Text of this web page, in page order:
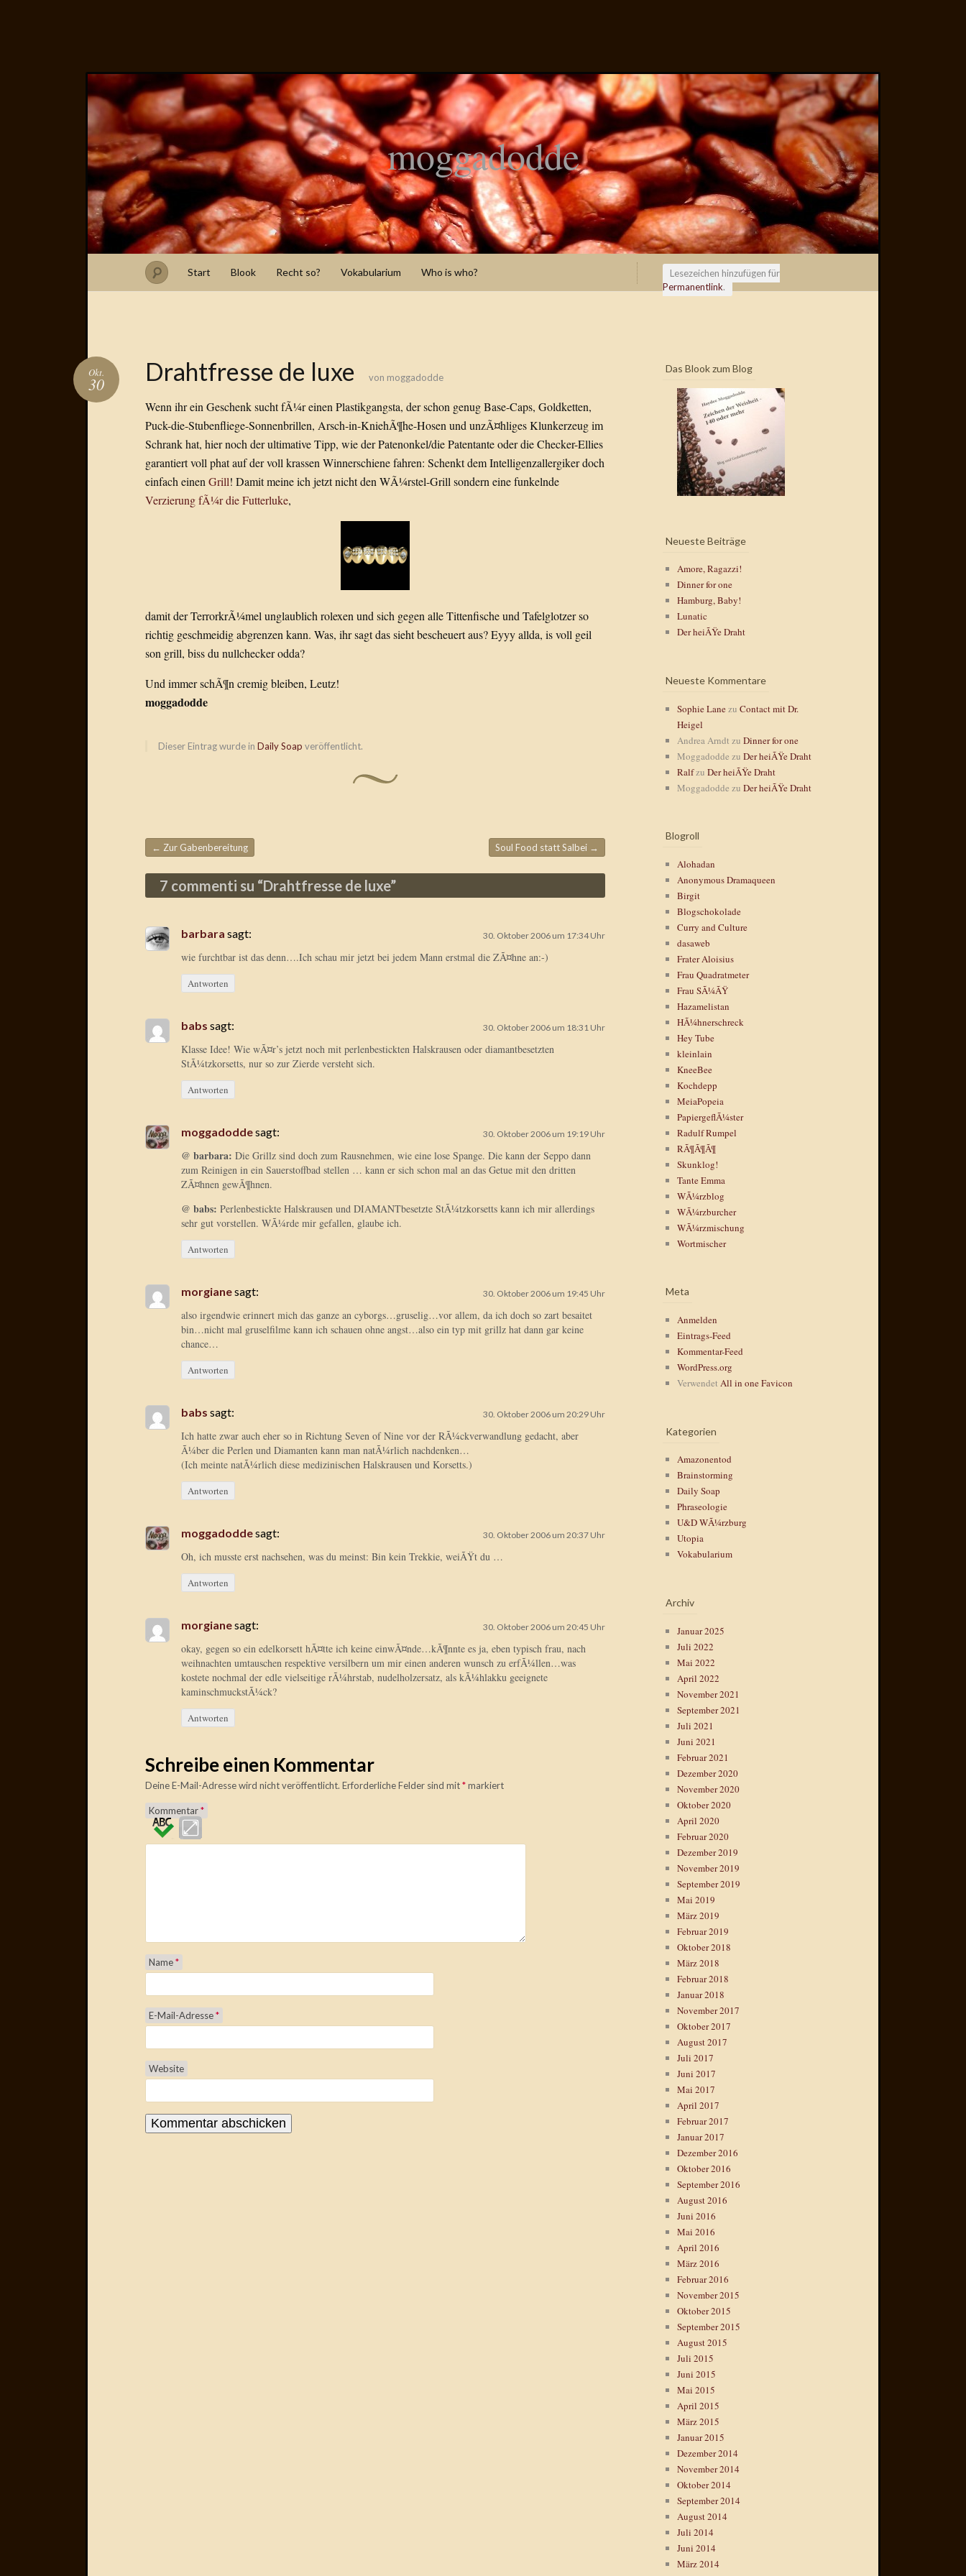
moggadodde
Start Blook Recht so? Vokabularium Who is who?
Lesezeichen hinzufügen für
Permanentlink.
Drahtfresse de luxe
Okt.
30 von moggadodde
Wenn ihr ein Geschenk sucht fÃ¼r einen Plastikgangsta, der schon genug Base-Caps, Goldketten,
Puck-die-Stubenfliege-Sonnenbrillen, Arsch-in-KniehÃ¶he-Hosen und unzÃ¤hliges Klunkerzeug im
Schrank hat, hier noch der ultimative Tipp, wie der Patenonkel/die Patentante oder die Checker-Ellies
garantiert voll phat auf der voll krassen Winnerschiene fahren: Schenkt dem Intelligenzallergiker doch
einfach einen Grill! Damit meine ich jetzt nicht den WÃ¼rstel-Grill sondern eine funkelnde
Verzierung fÃ¼r die Futterluke,
damit der TerrorkrÃ¼mel unglaublich rolexen und sich gegen alle Tittenfische und Tafelglotzer so
richtig geschmeidig abgrenzen kann. Was, ihr sagt das sieht bescheuert aus? Eyyy allda, is voll geil
son grill, biss du nullchecker odda?
Und immer schÃ¶n cremig bleiben, Leutz!
moggadodde
Dieser Eintrag wurde in Daily Soap veröffentlicht.
Beitragsnavigation
← Zur Gabenbereitung Soul Food statt Salbei →
7 commenti su “Drahtfresse de luxe”
barbara sagt: 30. Oktober 2006 um 17:34 Uhr
wie furchtbar ist das denn….Ich schau mir jetzt bei jedem Mann erstmal die ZÃ¤hne an:-)
Antworten
babs sagt: 30. Oktober 2006 um 18:31 Uhr
Klasse Idee! Wie wÃ¤r’s jetzt noch mit perlenbestickten Halskrausen oder diamantbesetzten
StÃ¼tzkorsetts, nur so zur Zierde versteht sich.
Antworten
moggadoddesagt: 30. Oktober 2006 um 19:19 Uhr
@ barbara: Die Grillz sind doch zum Rausnehmen, wie eine lose Spange. Die kann der Seppo dann
zum Reinigen in ein Sauerstoffbad stellen … kann er sich schon mal an das Getue mit den dritten
ZÃ¤hnen gewÃ¶hnen.
@ babs: Perlenbestickte Halskrausen und DIAMANTbesetzte StÃ¼tzkorsetts kann ich mir allerdings
sehr gut vorstellen. WÃ¼rde mir gefallen, glaube ich.
Antworten
morgianesagt: 30. Oktober 2006 um 19:45 Uhr
also irgendwie erinnert mich das ganze an cyborgs…gruselig…vor allem, da ich doch so zart besaitet
bin…nicht mal gruselfilme kann ich schauen ohne angst…also ein typ mit grillz hat dann gar keine
chance…
Antworten
babs sagt: 30. Oktober 2006 um 20:29 Uhr
Ich hatte zwar auch eher so in Richtung Seven of Nine vor der RÃ¼ckverwandlung gedacht, aber
Ã¼ber die Perlen und Diamanten kann man natÃ¼rlich nachdenken…
(Ich meinte natÃ¼rlich diese medizinischen Halskrausen und Korsetts.)
Antworten
moggadoddesagt: 30. Oktober 2006 um 20:37 Uhr
Oh, ich musste erst nachsehen, was du meinst: Bin kein Trekkie, weiÃŸt du …
Antworten
morgianesagt: 30. Oktober 2006 um 20:45 Uhr
okay, gegen so ein edelkorsett hÃ¤tte ich keine einwÃ¤nde…kÃ¶nnte es ja, eben typisch frau, nach
weihnachten umtauschen respektive versilbern um mir einen anderen wunsch zu erfÃ¼llen…was
kostete nochmal der edle vielseitige rÃ¼hrstab, nudelholzersatz, als kÃ¼hlakku geeignete
kaminschmuckstÃ¼ck?
Antworten
Schreibe einen Kommentar
Deine E-Mail-Adresse wird nicht veröffentlicht. Erforderliche Felder sind mit*markiert
Kommentar*
Name*
E-Mail-Adresse*
Website
Das Blook zum Blog
Neueste Beiträge
Amore, Ragazzi!
Dinner for one
Hamburg, Baby!
Lunatic
Der heiÃŸe Draht
Neueste Kommentare
Sophie Lanezu Contact mit Dr.
Heigel
Andrea Arndt zu Dinner for one
Moggadodde zu Der heiÃŸe Draht
Ralfzu Der heiÃŸe Draht
Moggadodde zu Der heiÃŸe Draht
Blogroll
Alohadan
Anonymous Dramaqueen
Birgit
Blogschokolade
Curry and Culture
dasaweb
Frater Aloisius
Frau Quadratmeter
Frau SÃ¼ÃŸ
Hazamelistan
HÃ¼hnerschreck
Hey Tube
kleinlain
KneeBee
Kochdepp
MeiaPopeia
PapiergeflÃ¼ster
Radulf Rumpel
RÃ¶Ã¶Ã¶
Skunklog!
Tante Emma
WÃ¼rzblog
WÃ¼rzburcher
WÃ¼rzmischung
Wortmischer
Meta
Anmelden
Eintrags-Feed
Kommentar-Feed
WordPress.org
Verwendet All in one Favicon
Kategorien
Amazonentod
Brainstorming
Daily Soap
Phraseologie
U&D WÃ¼rzburg
Utopia
Vokabularium
Archiv
Januar 2025
Juli 2022
Mai 2022
April 2022
November 2021
September 2021
Juli 2021
Juni 2021
Februar 2021
Dezember 2020
November 2020
Oktober 2020
April 2020
Februar 2020
Dezember 2019
November 2019
September 2019
Mai 2019
März 2019
Februar 2019
Oktober 2018
März 2018
Februar 2018
Januar 2018
November 2017
Oktober 2017
August 2017
Juli 2017
Juni 2017
Mai 2017
April 2017
Februar 2017
Januar 2017
Dezember 2016
Oktober 2016
September 2016
August 2016
Juni 2016
Mai 2016
April 2016
März 2016
Februar 2016
November 2015
Oktober 2015
September 2015
August 2015
Juli 2015
Juni 2015
Mai 2015
April 2015
März 2015
Januar 2015
Dezember 2014
November 2014
Oktober 2014
September 2014
August 2014
Juli 2014
Juni 2014
März 2014